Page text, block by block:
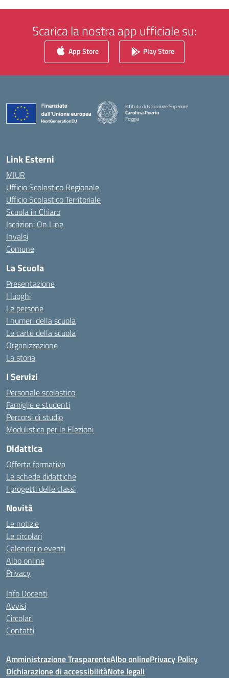
Scarica la nostra app ufficiale su:
App Store Play Store
Istituto di Istruzione Superiore
Carolina Poerio
Foggia
— Visita la pagina iniziale della scuola
Link Esterni
MIUR
Ufficio Scolastico Regionale
Ufficio Scolastico Territoriale
Scuola in Chiaro
Iscrizioni On Line
Invalsi
Comune
La Scuola
Presentazione
I luoghi
Le persone
I numeri della scuola
Le carte della scuola
Organizzazione
La storia
I Servizi
Personale scolastico
Famiglie e studenti
Percorsi di studio
Modulistica per le Elezioni
Didattica
Offerta formativa
Le schede didattiche
I progetti delle classi
Novità
Le notizie
Le circolari
Calendario eventi
Albo online
Privacy
Info Docenti
Avvisi
Circolari
Contatti
Amministrazione TrasparenteAlbo onlinePrivacy Policy
Dichiarazione di accessibilitàNote legali